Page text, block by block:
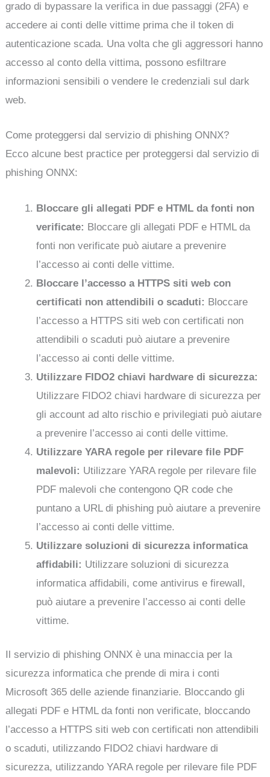
grado di bypassare la verifica in due passaggi (2FA) e
accedere ai conti delle vittime prima che il token di
autenticazione scada. Una volta che gli aggressori hanno
accesso al conto della vittima, possono esfiltrare
informazioni sensibili o vendere le credenziali sul dark
web.
Come proteggersi dal servizio di phishing ONNX?
Ecco alcune best practice per proteggersi dal servizio di
phishing ONNX:
Bloccare gli allegati PDF e HTML da fonti non
verificate: Bloccare gli allegati PDF e HTML da
fonti non verificate può aiutare a prevenire
l’accesso ai conti delle vittime.
Bloccare l’accesso a HTTPS siti web con
certificati non attendibili o scaduti: Bloccare
l’accesso a HTTPS siti web con certificati non
attendibili o scaduti può aiutare a prevenire
l’accesso ai conti delle vittime.
Utilizzare FIDO2 chiavi hardware di sicurezza:
Utilizzare FIDO2 chiavi hardware di sicurezza per
gli account ad alto rischio e privilegiati può aiutare
a prevenire l’accesso ai conti delle vittime.
Utilizzare YARA regole per rilevare file PDF
malevoli: Utilizzare YARA regole per rilevare file
PDF malevoli che contengono QR code che
puntano a URL di phishing può aiutare a prevenire
l’accesso ai conti delle vittime.
Utilizzare soluzioni di sicurezza informatica
affidabili: Utilizzare soluzioni di sicurezza
informatica affidabili, come antivirus e firewall,
può aiutare a prevenire l’accesso ai conti delle
vittime.
Il servizio di phishing ONNX è una minaccia per la
sicurezza informatica che prende di mira i conti
Microsoft 365 delle aziende finanziarie. Bloccando gli
allegati PDF e HTML da fonti non verificate, bloccando
l’accesso a HTTPS siti web con certificati non attendibili
o scaduti, utilizzando FIDO2 chiavi hardware di
sicurezza, utilizzando YARA regole per rilevare file PDF